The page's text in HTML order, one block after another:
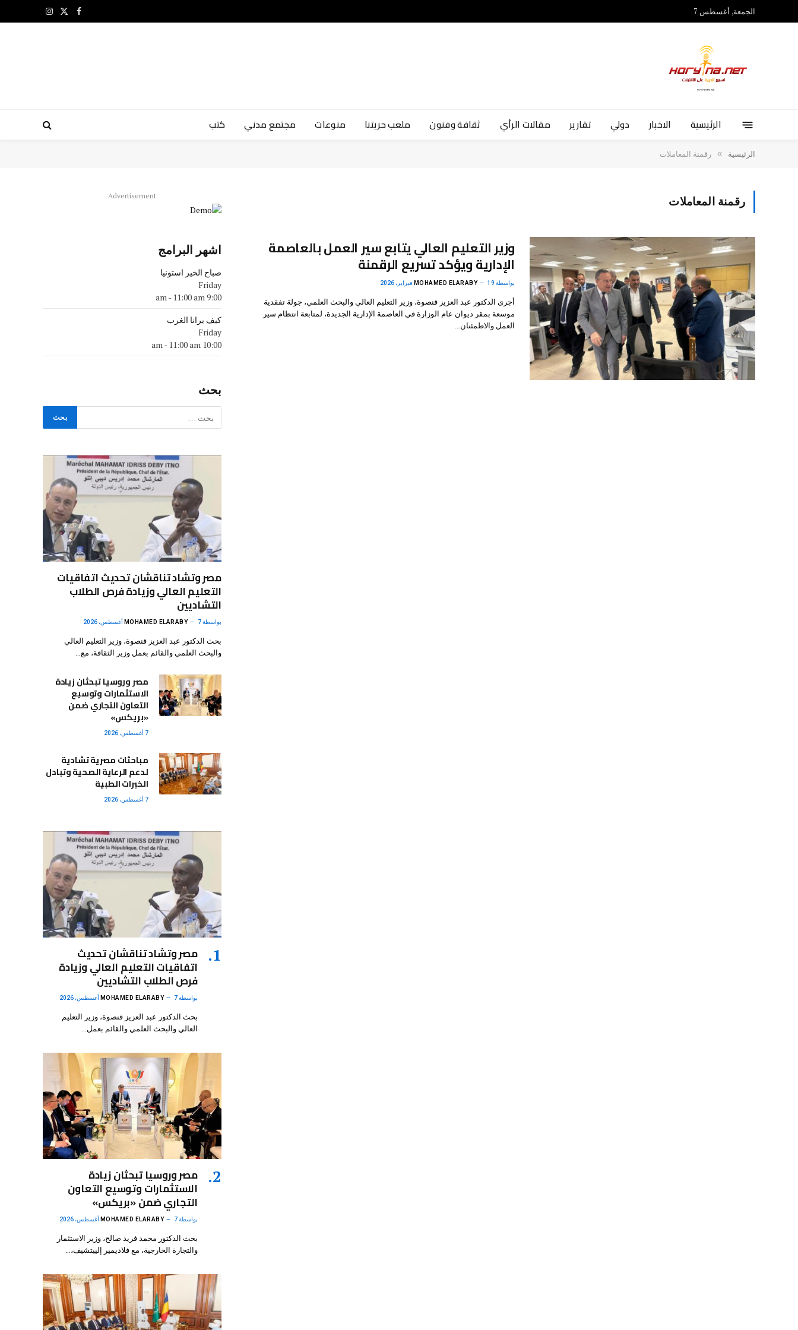
الجمعة, أغسطس 7 فيسبوك
X
الانستغرام
الرئيسية الاخبار دولي تقارير مقالات الرأي ثقافة وفنون ملعب حريتنا منوعات مجتمع مدني كتب
الرئيسية » رقمنة المعاملات
رقمنة المعاملات
وزير التعليم العالي يتابع سير العمل بالعاصمة
الإدارية ويؤكد تسريع الرقمنة
بواسطة MOHAMED ELARABY 19 فبراير، 2026
أجرى الدكتور عبد العزيز قنصوة، وزير التعليم العالي والبحث العلمي، جولة تفقدية
موسعة بمقر ديوان عام الوزارة في العاصمة الإدارية الجديدة، لمتابعة انتظام سير
العمل والاطمئنان…
Advertisement
اشهر البرامج
صباح الخير استونيا
Friday
9:00 am
- 11:00 am
كيف يرانا الغرب
Friday
10:00 am
- 11:00 am
بحث
مصر وتشاد تناقشان تحديث اتفاقيات
التعليم العالي وزيادة فرص الطلاب
التشاديين
بواسطة MOHAMED ELARABY 7 أغسطس، 2026
بحث الدكتور عبد العزيز قنصوة، وزير التعليم العالي
والبحث العلمي والقائم بعمل وزير الثقافة، مع…
مصر وروسيا تبحثان زيادة
الاستثمارات وتوسيع
التعاون التجاري ضمن
«بريكس»
7 أغسطس، 2026
مباحثات مصرية تشادية
لدعم الرعاية الصحية وتبادل
الخبرات الطبية
7 أغسطس، 2026
مصر وتشاد تناقشان تحديث
اتفاقيات التعليم العالي وزيادة
فرص الطلاب التشاديين
بواسطة MOHAMED ELARABY 7 أغسطس، 2026
بحث الدكتور عبد العزيز قنصوة، وزير التعليم
العالي والبحث العلمي والقائم بعمل…
مصر وروسيا تبحثان زيادة
الاستثمارات وتوسيع التعاون
التجاري ضمن «بريكس»
بواسطة MOHAMED ELARABY 7 أغسطس، 2026
بحث الدكتور محمد فريد صالح، وزير الاستثمار
والتجارة الخارجية، مع فلاديمير إلييتشيف،…